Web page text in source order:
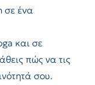
σε ένα
και σε
πώς να τις
σου.